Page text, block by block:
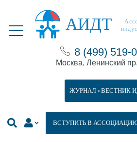
АИДТ
8 (499) 519-
Москва, Ленинский
ВСТУПИТЬ В
ЖУРНАЛ «ВЕСТНИК